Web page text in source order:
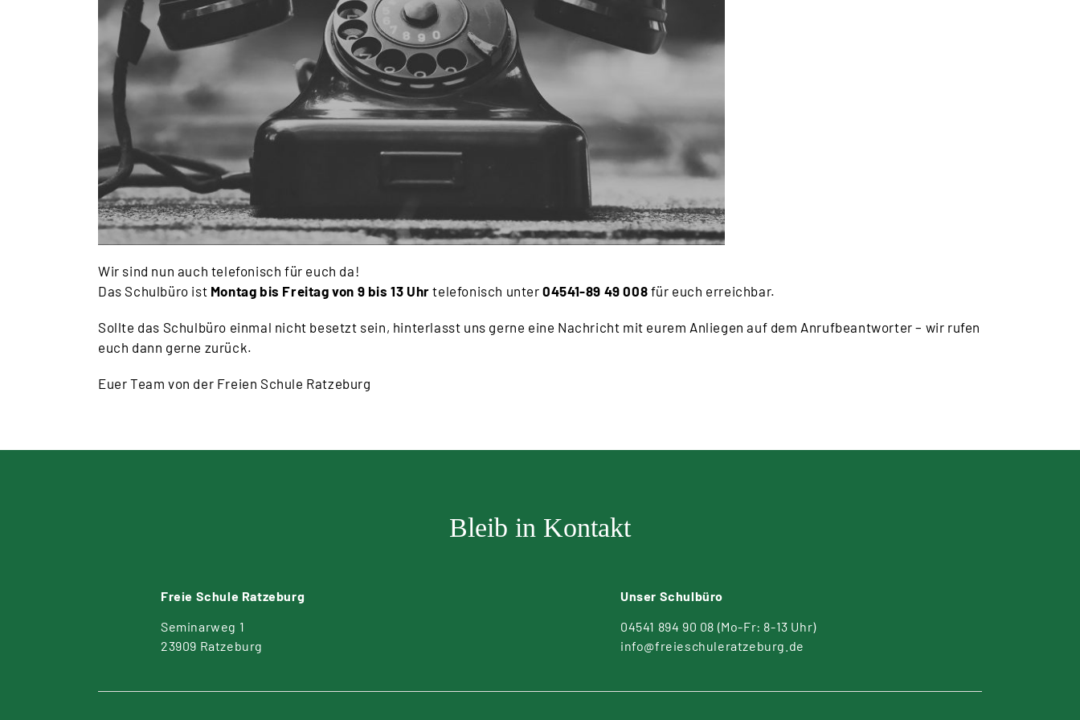
Wir sind nun auch telefonisch für euch da!
Das Schulbüro ist Montag bis Freitag von 9 bis 13 Uhr telefonisch unter04541-89 49 008 für euch erreichbar.
Sollte das Schulbüro einmal nicht besetzt sein, hinterlasst uns gerne eine Nachricht mit eurem Anliegen auf dem Anrufbeantworter – wir rufen
euch dann gerne zurück.
Euer Team von der Freien Schule Ratzeburg
Bleib in Kontakt
Freie Schule Ratzeburg
Seminarweg 1
23909 Ratzeburg
Unser Schulbüro
04541 894 90 08 (Mo-Fr: 8-13 Uhr)
info@freieschuleratzeburg.de